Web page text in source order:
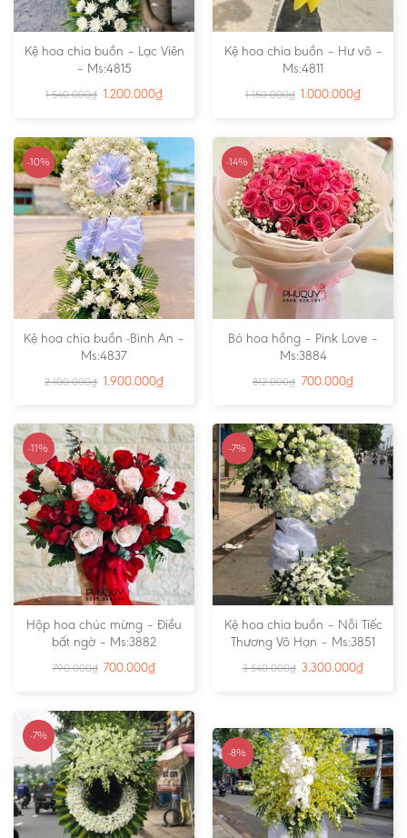
Kệ hoa chia buồn – Lạc Viên
– Ms:4815
1.540.000₫ 1.200.000₫
Kệ hoa chia buồn – Hư vô –
Ms:4811
1.150.000₫ 1.000.000₫
-10%
Kệ hoa chia buồn -Bình An –
Ms:4837
2.100.000₫ 1.900.000₫
-14%
Bó hoa hồng – Pink Love –
Ms:3884
812.000₫ 700.000₫
-11%
Hộp hoa chúc mừng – Điều
bất ngờ – Ms:3882
790.000₫ 700.000₫
-7%
Kệ hoa chia buồn – Nỗi Tiếc
Thương Vô Hạn – Ms:3851
3.540.000₫ 3.300.000₫
-7%
-8%